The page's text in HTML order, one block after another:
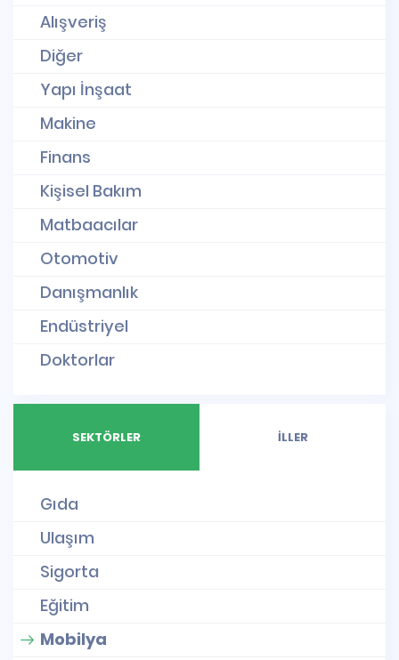
Alışveriş
Diğer
Yapı İnşaat
Makine
Finans
Kişisel Bakım
Matbaacılar
Otomotiv
Danışmanlık
Endüstriyel
Doktorlar
SEKTÖRLER İLLER
Gıda
Ulaşım
Sigorta
Eğitim
Mobilya